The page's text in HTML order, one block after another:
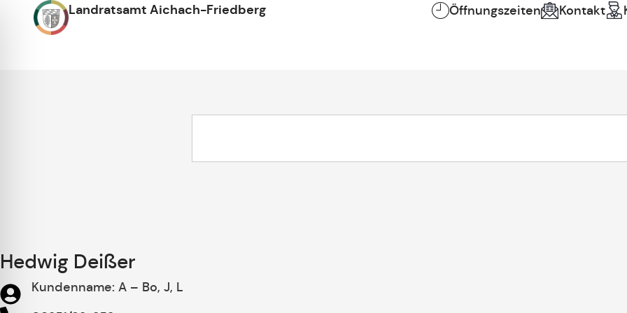
Landratsamt Aichach-Friedberg Öffnungszeiten Kontakt
Hedwig Deißer
Kundenname: A – Bo, J, L